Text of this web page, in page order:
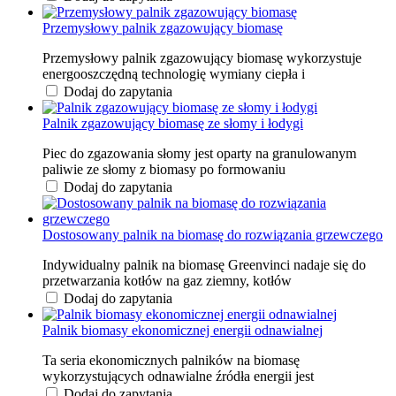
Przemysłowy palnik zgazowujący biomasę
Przemysłowy palnik zgazowujący biomasę wykorzystuje
energooszczędną technologię wymiany ciepła i
Dodaj do zapytania
Palnik zgazowujący biomasę ze słomy i łodygi
Piec do zgazowania słomy jest oparty na granulowanym
paliwie ze słomy z biomasy po formowaniu
Dodaj do zapytania
Dostosowany palnik na biomasę do rozwiązania grzewczego
Indywidualny palnik na biomasę Greenvinci nadaje się do
przetwarzania kotłów na gaz ziemny, kotłów
Dodaj do zapytania
Palnik biomasy ekonomicznej energii odnawialnej
Ta seria ekonomicznych palników na biomasę
wykorzystujących odnawialne źródła energii jest